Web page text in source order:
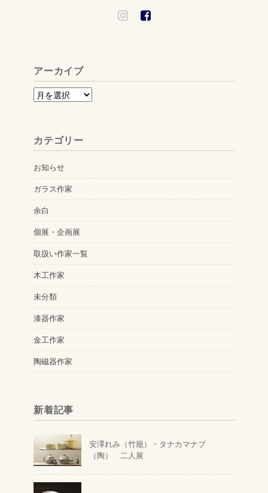
アーカイブ
ア
イ
カテゴリー
お知らせ
ガラス作家
余白
個展・企画展
取扱い作家一覧
木工作家
未分類
漆器作家
金工作家
陶磁器作家
新着記事
安澤れみ（竹籠）・タナカマナブ
（陶） 二人展